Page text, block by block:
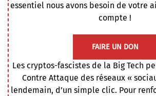
essentiel nous avons besoin de votre
compte !
FAIRE UN DON
Les cryptos-fascistes de la Big Tech
Contre Attaque des réseaux «
lendemain, d’un simple clic. Pour